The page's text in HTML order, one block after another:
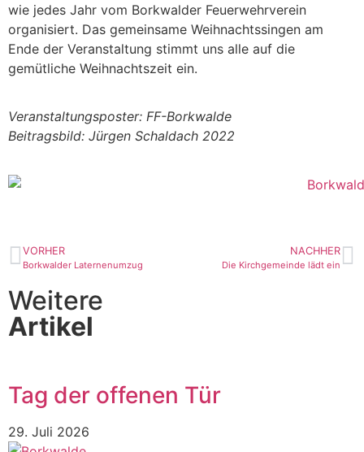
wie jedes Jahr vom Borkwalder Feuerwehrverein
organisiert. Das gemeinsame Weihnachtssingen am
Ende der Veranstaltung stimmt uns alle auf die
gemütliche Weihnachtszeit ein.
Veranstaltungsposter: FF-Borkwalde
Beitragsbild: Jürgen Schaldach 2022
VORHER
Borkwalder Laternenumzug
NACHHER
Die Kirchgemeinde lädt ein
Weitere
Artikel
Tag der offenen Tür
29. Juli 2026